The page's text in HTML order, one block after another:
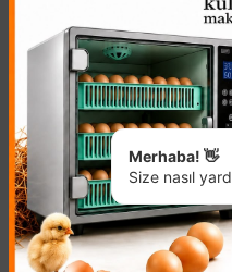
ve Güvenilir Çevirme Motoru!
65 KG Kuluçka Makinesi
Çevirme Motoru ile kuluçka
sürecinizi optimize edin. Ticar..
Kuluçka Makinesi
Merhaba! 👋
Size nasıl